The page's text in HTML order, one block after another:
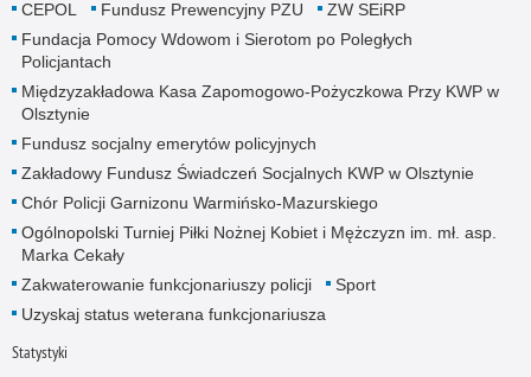
CEPOL
Fundusz Prewencyjny PZU
ZW SEiRP
Fundacja Pomocy Wdowom i Sierotom po Poległych
Policjantach
Międzyzakładowa Kasa Zapomogowo-Pożyczkowa Przy KWP w
Olsztynie
Fundusz socjalny emerytów policyjnych
Zakładowy Fundusz Świadczeń Socjalnych KWP w Olsztynie
Chór Policji Garnizonu Warmińsko-Mazurskiego
Ogólnopolski Turniej Piłki Nożnej Kobiet i Mężczyzn im. mł. asp.
Marka Cekały
Zakwaterowanie funkcjonariuszy policji
Sport
Uzyskaj status weterana funkcjonariusza
Statystyki